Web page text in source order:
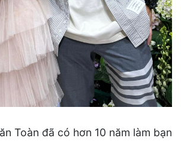
Toàn đã có hơn 10 năm làm bạn